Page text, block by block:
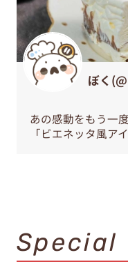
ぼく
あの感動をもう一
「ビエネッタ風ア
Special